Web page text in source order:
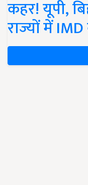
कहर! यूपी,
राज्यों में